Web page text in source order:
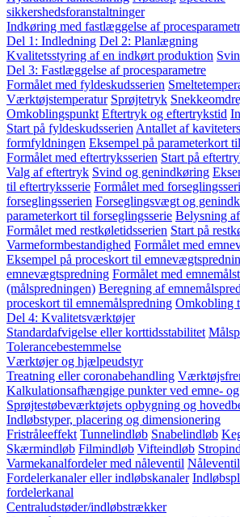
sikkershedsforanstaltninger
Indkøring med fastlæggelse af
Del 1: Indledning Del 2: Planlægning
Kvalitetsstyring af en indkørt produktion
Del 3: Fastlæggelse af procesparametre
Formålet med fyldeskudsserien
Værktøjstemperatur Sprøjtetryk
Omkoblingspunkt Eftertryk og eftertrykstid
Start på fyldeskudsserien Antallet af
formfyldningen Eksempel på parameterkort
Formålet med eftertryksserien Start på
Valg af eftertryk Svind og genindkøring
til eftertryksserie Formålet med
forseglingsserien Forseglingsvægt og
parameterkort til forseglingsserie Belysning
Formålet med restkøletidsserien Start på
Varmeformbestandighed Formålet med
Eksempel på proceskort til
emnevægtspredning Formålet med
(målspredningen) Beregning af
proceskort til emnemålspredning Omkobling
Del 4: Kvalitetsværktøjer
Standardafvigelse eller korttidsstabilitet
Tolerancebestemmelse
Værktøjer og hjælpeudstyr
Treatning eller coronabehandling
Kalkulationsafhængige punkter ved emne-
Sprøjtestøbeværktøjets opbygning og
Indløbstyper, placering og dimensionering
Fristråleeffekt Tunnelindløb Snabelindløb
Skærmindløb Filmindløb Vifteindløb
Varmekanalfordeler med nåleventil Nåleventil
Fordelerkanaler eller indløbskanaler
fordelerkanal
Centraludstøder/indløbstrækker